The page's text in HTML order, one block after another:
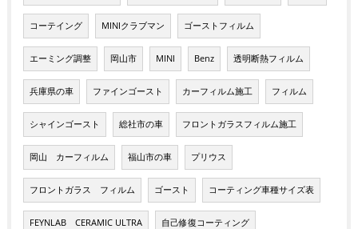
コーテイング MINIクラブマン ゴーストフィルム
エーミング調整 岡山市 MINI Benz 透明断熱フィルム
兵庫県の車 ファインゴースト カーフィルム施工 フィルム
シャインゴースト 総社市の車 フロントガラスフィルム施工
岡山 カーフィルム 福山市の車 プリウス
フロントガラス フィルム ゴースト コーティング車種サイズ表
FEYNLAB CERAMIC ULTRA 自己修復コーティング